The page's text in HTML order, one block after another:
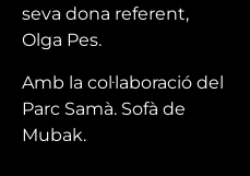
seva dona referent,
Olga Pes.
Amb la col·laboració del
Parc Samà. Sofà de
Mubak.